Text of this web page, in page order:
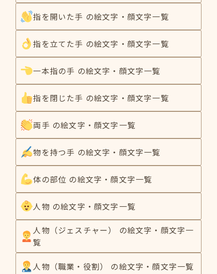
指を開いた手 の絵文字・顔文字一覧
指を立てた手 の絵文字・顔文字一覧
一本指の手 の絵文字・顔文字一覧
指を閉じた手 の絵文字・顔文字一覧
両手 の絵文字・顔文字一覧
物を持つ手 の絵文字・顔文字一覧
体の部位 の絵文字・顔文字一覧
人物 の絵文字・顔文字一覧
人物（ジェスチャー） の絵文字・顔文字一
覧
人物（職業・役割） の絵文字・顔文字一覧